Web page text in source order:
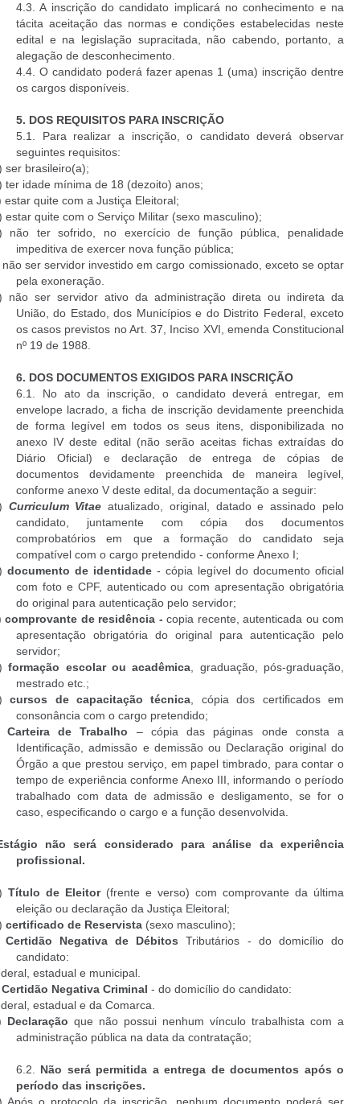
4.3. A inscrição do candidato implicará no conhecimento e na
tácita aceitação das normas e condições estabelecidas neste
edital e na legislação supracitada, não cabendo, portanto, a
alegação de desconhecimento.
4.4. O candidato poderá fazer apenas 1 (uma) inscrição dentre
os cargos disponíveis.
5. DOS REQUISITOS PARA INSCRIÇÃO
5.1. Para realizar a inscrição, o candidato deverá observar
seguintes requisitos:
ser brasileiro(a);
ter idade mínima de 18 (dezoito) anos;
estar quite com a Justiça Eleitoral;
estar quite com o Serviço Militar (sexo masculino);
não ter sofrido, no exercício de função pública, penalidade
impeditiva de exercer nova função pública;
ser servidor investido em cargo comissionado, exceto se optar
pela exoneração.
não ser servidor ativo da administração direta ou indireta da
União, do Estado, dos Municípios e do Distrito Federal, exceto
os casos previstos no Art. 37, Inciso XVI, emenda Constitucional
nº 19 de 1988.
6. DOS DOCUMENTOS EXIGIDOS PARA INSCRIÇÃO
6.1. No ato da inscrição, o candidato deverá entregar, em
envelope lacrado, a ficha de inscrição devidamente preenchida
de forma legível em todos os seus itens, disponibilizada no
anexo IV deste edital (não serão aceitas fichas extraídas do
Diário Oficial) e declaração de entrega de cópias de
documentos devidamente preenchida de maneira legível,
conforme anexo V deste edital, da documentação a seguir:
Curriculum Vitae atualizado, original, datado e assinado pelo
candidato, juntamente com cópia dos documentos
comprobatórios em que a formação do candidato seja
compatível com o cargo pretendido - conforme Anexo I;
documento de identidade- cópia legível do documento oficial
com foto e CPF, autenticado ou com apresentação obrigatória
do original para autenticação pelo servidor;
comprovante de residência -copia recente, autenticada ou com
apresentação obrigatória do original para autenticação pelo
servidor;
formação escolar ou acadêmica , graduação, pós-graduação,
mestrado etc.;
cursos de capacitação técnica , cópia dos certificados em
consonância com o cargo pretendido;
Carteira de Trabalho – cópia das páginas onde consta a
Identificação, admissão e demissão ou Declaração originaldo
Órgão a que prestou serviço, em papel timbrado, para contar o
tempo de experiência conforme Anexo III, informando o período
trabalhado com data de admissão e desligamento, se for o
caso, especificando o cargo e a função desenvolvida.
não será considerado para análise da experiência
profissional.
Título de Eleitor(frente e verso) com comprovante da última
eleição ou declaração da Justiça Eleitoral;
certificado de Reservista(sexo masculino);
Certidão Negativa de Débitos Tributários - do domicílio do
candidato:
estadual e municipal.
Certidão Negativa Criminal - do domicílio do candidato:
estadual e da Comarca.
Declaração que não possui nenhum vínculo trabalhista com a
administração pública na data da contratação;
6.2. Não será permitida a entrega de documentos após o
período das inscrições.
Após o protocolo da inscrição, nenhum documento poderá ser